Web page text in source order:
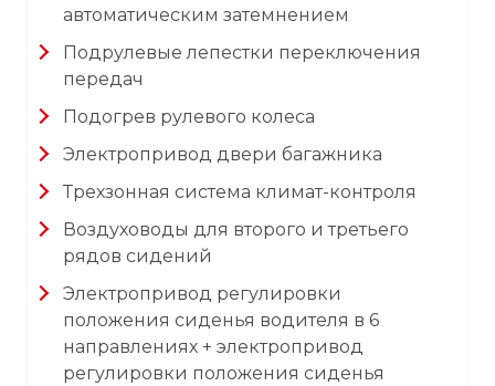
автоматическим затемнением
Подрулевые лепестки переключения
передач
Подогрев рулевого колеса
Электропривод двери багажника
Трехзонная система климат-контроля
Воздуховоды для второго и третьего
рядов сидений
Электропривод регулировки
положения сиденья водителя в 6
направлениях + электропривод
регулировки положения сиденья